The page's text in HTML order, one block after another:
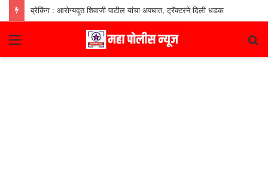
ब्रेकिंग : आरोग्यदूत शिवाजी पाटील यांचा अपघात, ट्रॅक्टरने दिली धडक
Menu